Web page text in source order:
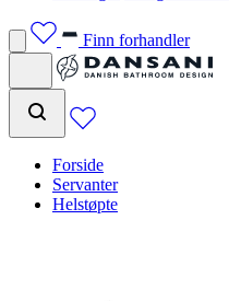
Finn forhandler
Forside
Servanter
Helstøpte